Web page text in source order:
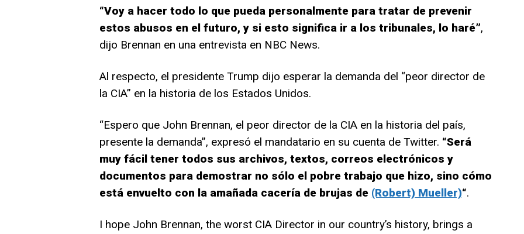
“Voy a hacer todo lo que pueda personalmente para tratar de prevenir
estos abusos en el futuro, y si esto significa ir a los tribunales, lo haré”,
dijo Brennan en una entrevista en NBC News.
Al respecto, el presidente Trump dijo esperar la demanda del “peor director de
la CIA” en la historia de los Estados Unidos.
“Espero que John Brennan, el peor director de la CIA en la historia del país,
presente la demanda”, expresó el mandatario en su cuenta de Twitter. “Será
muy fácil tener todos sus archivos, textos, correos electrónicos y
documentos para demostrar no sólo el pobre trabajo que hizo, sino cómo
está envuelto con la amañada cacería de brujas de (Robert) Mueller)“.
I hope John Brennan, the worst CIA Director in our country’s history, brings a